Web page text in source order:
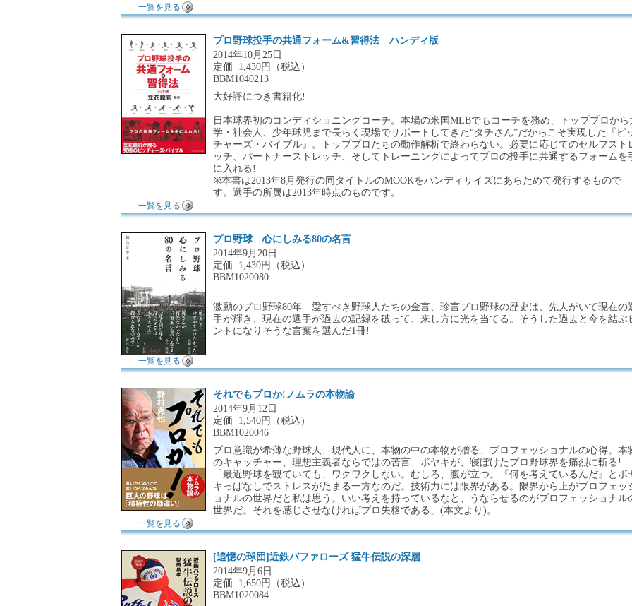
一覧を見る
プロ野球投手の共通フォーム&習得法 ハンディ版
2014年10月25日
定価 1,430円（税込）
BBM1040213
大好評につき書籍化!
日本球界初のコンディショニングコーチ。本場の米国MLBでもコーチを務め、トッププロから
学・社会人、少年球児まで長らく現場でサポートしてきた“タチさん”だからこそ実現した『ピ
チャーズ・バイブル』。トッププロたちの動作解析で終わらない。必要に応じてのセルフスト
ッチ、パートナーストレッチ、そしてトレーニングによってプロの投手に共通するフォームを
に入れる!
※本書は2013年8月発行の同タイトルのMOOKをハンディサイズにあらためて発行するもので
す。選手の所属は2013年時点のものです。
一覧を見る
プロ野球 心にしみる80の名言
2014年9月20日
定価 1,430円（税込）
BBM1020080
激動のプロ野球80年 愛すべき野球人たちの金言、珍言プロ野球の歴史は、先人がいて現在の
手が輝き、現在の選手が過去の記録を破って、来し方に光を当てる。そうした過去と今を結ぶ
ントになりそうな言葉を選んだ1冊!
一覧を見る
それでもプロか!ノムラの本物論
2014年9月12日
定価 1,540円（税込）
BBM1020046
プロ意識が希薄な野球人、現代人に、本物の中の本物が贈る、プロフェッショナルの心得。本
のキャッチャー、理想主義者ならではの苦言、ボヤキが、寝ぼけたプロ野球界を痛烈に斬る!
「最近野球を観ていても、ワクワクしない。むしろ、腹が立つ。『何を考えているんだ』とボ
キっぱなしでストレスがたまる一方なのだ。技術力には限界がある。限界から上がプロフェッ
ョナルの世界だと私は思う。いい考えを持っているなと、うならせるのがプロフェッショナル
世界だ。それを感じさせなければプロ失格である」(本文より)。
一覧を見る
[追憶の球団]近鉄バファローズ 猛牛伝説の深層
2014年9月6日
定価 1,650円（税込）
BBM1020084